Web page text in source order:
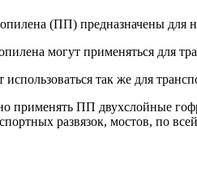
(ПП) предназначены для
могут применяться для
так же для
применять ПП двухслойные
развязок, мостов, по